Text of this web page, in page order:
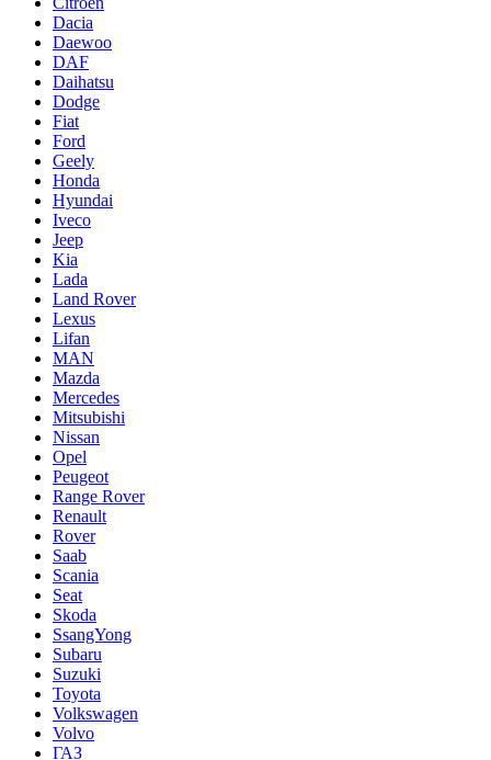
Dacia
Daewoo
DAF
Daihatsu
Dodge
Fiat
Ford
Geely
Honda
Hyundai
Iveco
Jeep
Kia
Lada
Land Rover
Lexus
Lifan
MAN
Mazda
Mercedes
Mitsubishi
Nissan
Opel
Peugeot
Range Rover
Renault
Rover
Saab
Scania
Seat
Skoda
SsangYong
Subaru
Suzuki
Toyota
Volkswagen
Volvo
ГАЗ